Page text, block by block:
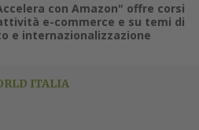
con Amazon" offre corsi
e-commerce e su temi di
e internazionalizzazione
ITALIA